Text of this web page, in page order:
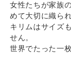
女性たちが家族
めて大切に織ら
キリムはサイズ
せん。
世界でたった一